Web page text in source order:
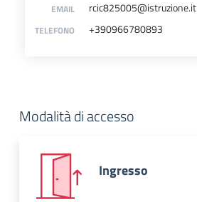
EMAIL rcic825005@istruzione.it
TELEFONO +390966780893
Modalità di accesso
Ingresso